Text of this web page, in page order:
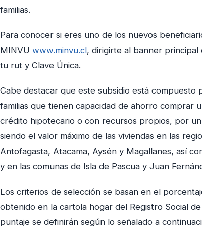
familias.
Para conocer si eres uno de los nuevos
MINVU www.minvu.cl, dirigirte al banner principal
tu rut y Clave Única.
Cabe destacar que este subsidio está compuesto
familias que tienen capacidad de ahorro comprar
crédito hipotecario o con recursos propios, por
siendo el valor máximo de las viviendas en las
Antofagasta, Atacama, Aysén y Magallanes, así
y en las comunas de Isla de Pascua y Juan
Los criterios de selección se basan en el
obtenido en la cartola hogar del Registro Social
puntaje se definirán según lo señalado a